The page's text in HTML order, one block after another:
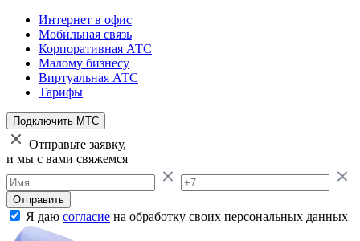
Интернет в офис
Мобильная связь
Корпоративная АТС
Малому бизнесу
Виртуальная АТС
Тарифы
Подключить МТС
Отправьте заявку,
и мы с вами свяжемся
Отправить
Я даю согласие на обработку своих персональных данных